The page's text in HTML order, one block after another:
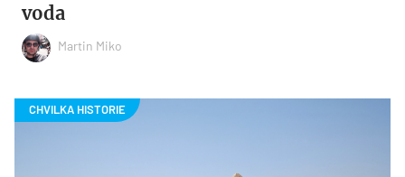
voda
Martin Miko